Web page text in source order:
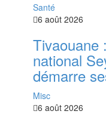
Santé
6 août 2026
Tivaouane
national
démarre
Misc
6 août 2026